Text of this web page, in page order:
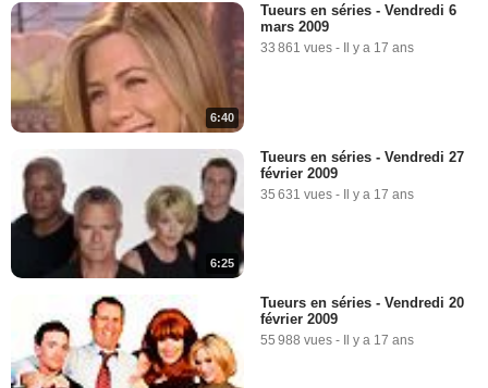
6:40
Tueurs en séries - Vendredi 6
mars 2009
33 861 vues - Il y a 17 ans
6:25
Tueurs en séries - Vendredi 27
février 2009
35 631 vues - Il y a 17 ans
Tueurs en séries - Vendredi 20
février 2009
55 988 vues - Il y a 17 ans